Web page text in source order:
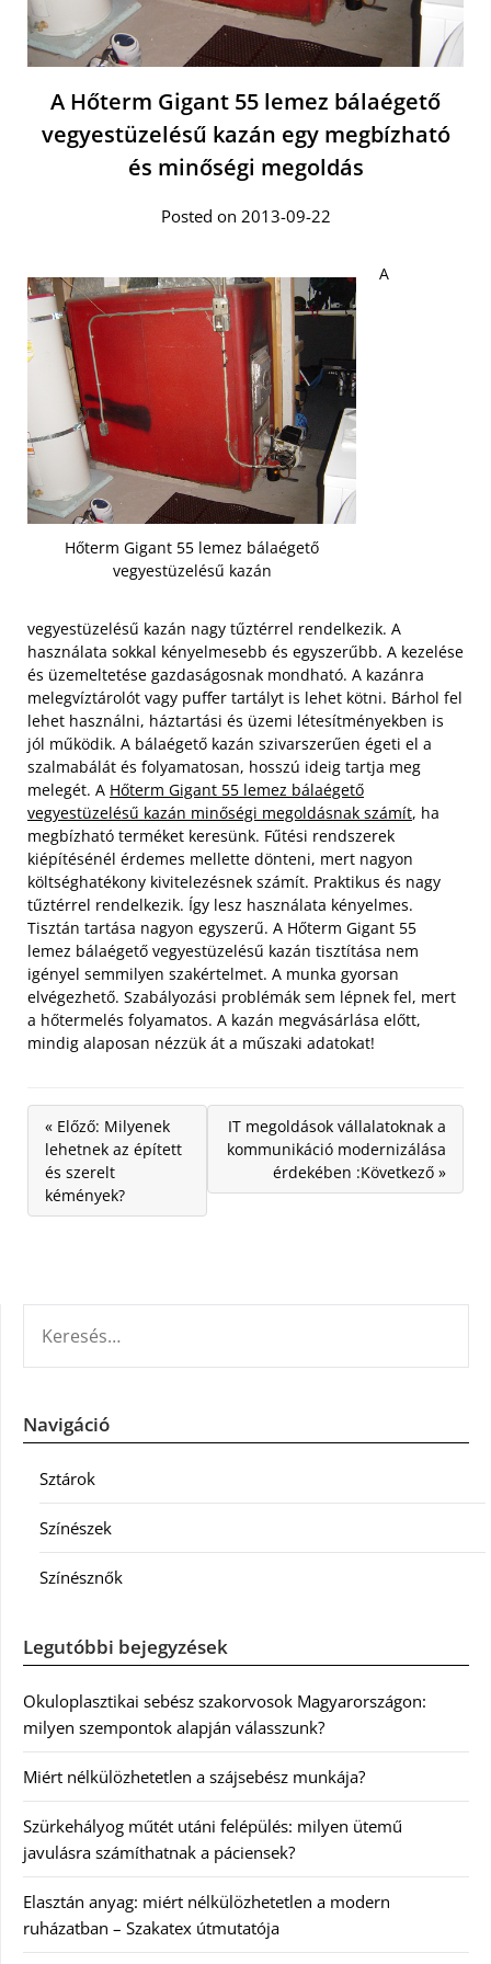
A Hőterm Gigant 55 lemez bálaégető
vegyestüzelésű kazán egy megbízható
és minőségi megoldás
Posted on 2013-09-22
Hőterm Gigant 55 lemez bálaégető
vegyestüzelésű kazán
A
vegyestüzelésű kazán nagy tűztérrel rendelkezik. A
használata sokkal kényelmesebb és egyszerűbb. A kezelése
és üzemeltetése gazdaságosnak mondható. A kazánra
melegvíztárolót vagy puffer tartályt is lehet kötni. Bárhol fel
lehet használni, háztartási és üzemi létesítményekben is
jól működik. A bálaégető kazán szivarszerűen égeti el a
szalmabálát és folyamatosan, hosszú ideig tartja meg
melegét. A Hőterm Gigant 55 lemez bálaégető
vegyestüzelésű kazán minőségi megoldásnak számít, ha
megbízható terméket keresünk. Fűtési rendszerek
kiépítésénél érdemes mellette dönteni, mert nagyon
költséghatékony kivitelezésnek számít. Praktikus és nagy
tűztérrel rendelkezik. Így lesz használata kényelmes.
Tisztán tartása nagyon egyszerű. A Hőterm Gigant 55
lemez bálaégető vegyestüzelésű kazán tisztítása nem
igényel semmilyen szakértelmet. A munka gyorsan
elvégezhető. Szabályozási problémák sem lépnek fel, mert
a hőtermelés folyamatos. A kazán megvásárlása előtt,
mindig alaposan nézzük át a műszaki adatokat!
« Előző: Milyenek
lehetnek az épített
és szerelt
kémények?
IT megoldások vállalatoknak a
kommunikáció modernizálása
érdekében :Következő »
Navigáció
Sztárok
Színészek
Színésznők
Legutóbbi bejegyzések
Okuloplasztikai sebész szakorvosok Magyarországon:
milyen szempontok alapján válasszunk?
Miért nélkülözhetetlen a szájsebész munkája?
Szürkehályog műtét utáni felépülés: milyen ütemű
javulásra számíthatnak a páciensek?
Elasztán anyag: miért nélkülözhetetlen a modern
ruházatban – Szakatex útmutatója